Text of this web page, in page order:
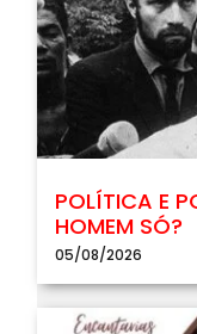
POLÍTICA E
HOMEM SÓ?
05/08/2026